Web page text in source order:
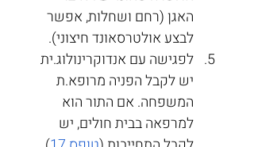
האגן (רחם ושחלות, אפשר
לבצע אולטרסאונד חיצוני).
לפגישה עם אנדוקרינולוג.ית
יש לקבל הפניה מרופא.ת
המשפחה. אם התור הוא
למרפאה בבית חולים, יש